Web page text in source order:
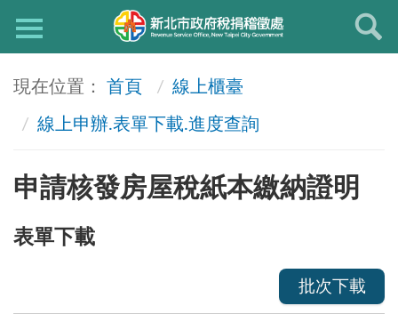
首頁 線上櫃臺
線上申辦.表單下載.進度查詢
申請核發房屋稅紙本繳納證明
表單下載
批次下載